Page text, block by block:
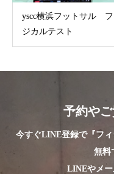
yscc横浜フットサル フ
ジカルテスト
予約や
今すぐLINE登録で『フィ
無料
LINEやメー